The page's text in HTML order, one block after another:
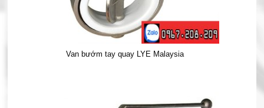
Van bướm tay quay LYE Malaysia